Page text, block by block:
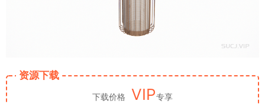
资源下载
下载价格 VIP专享